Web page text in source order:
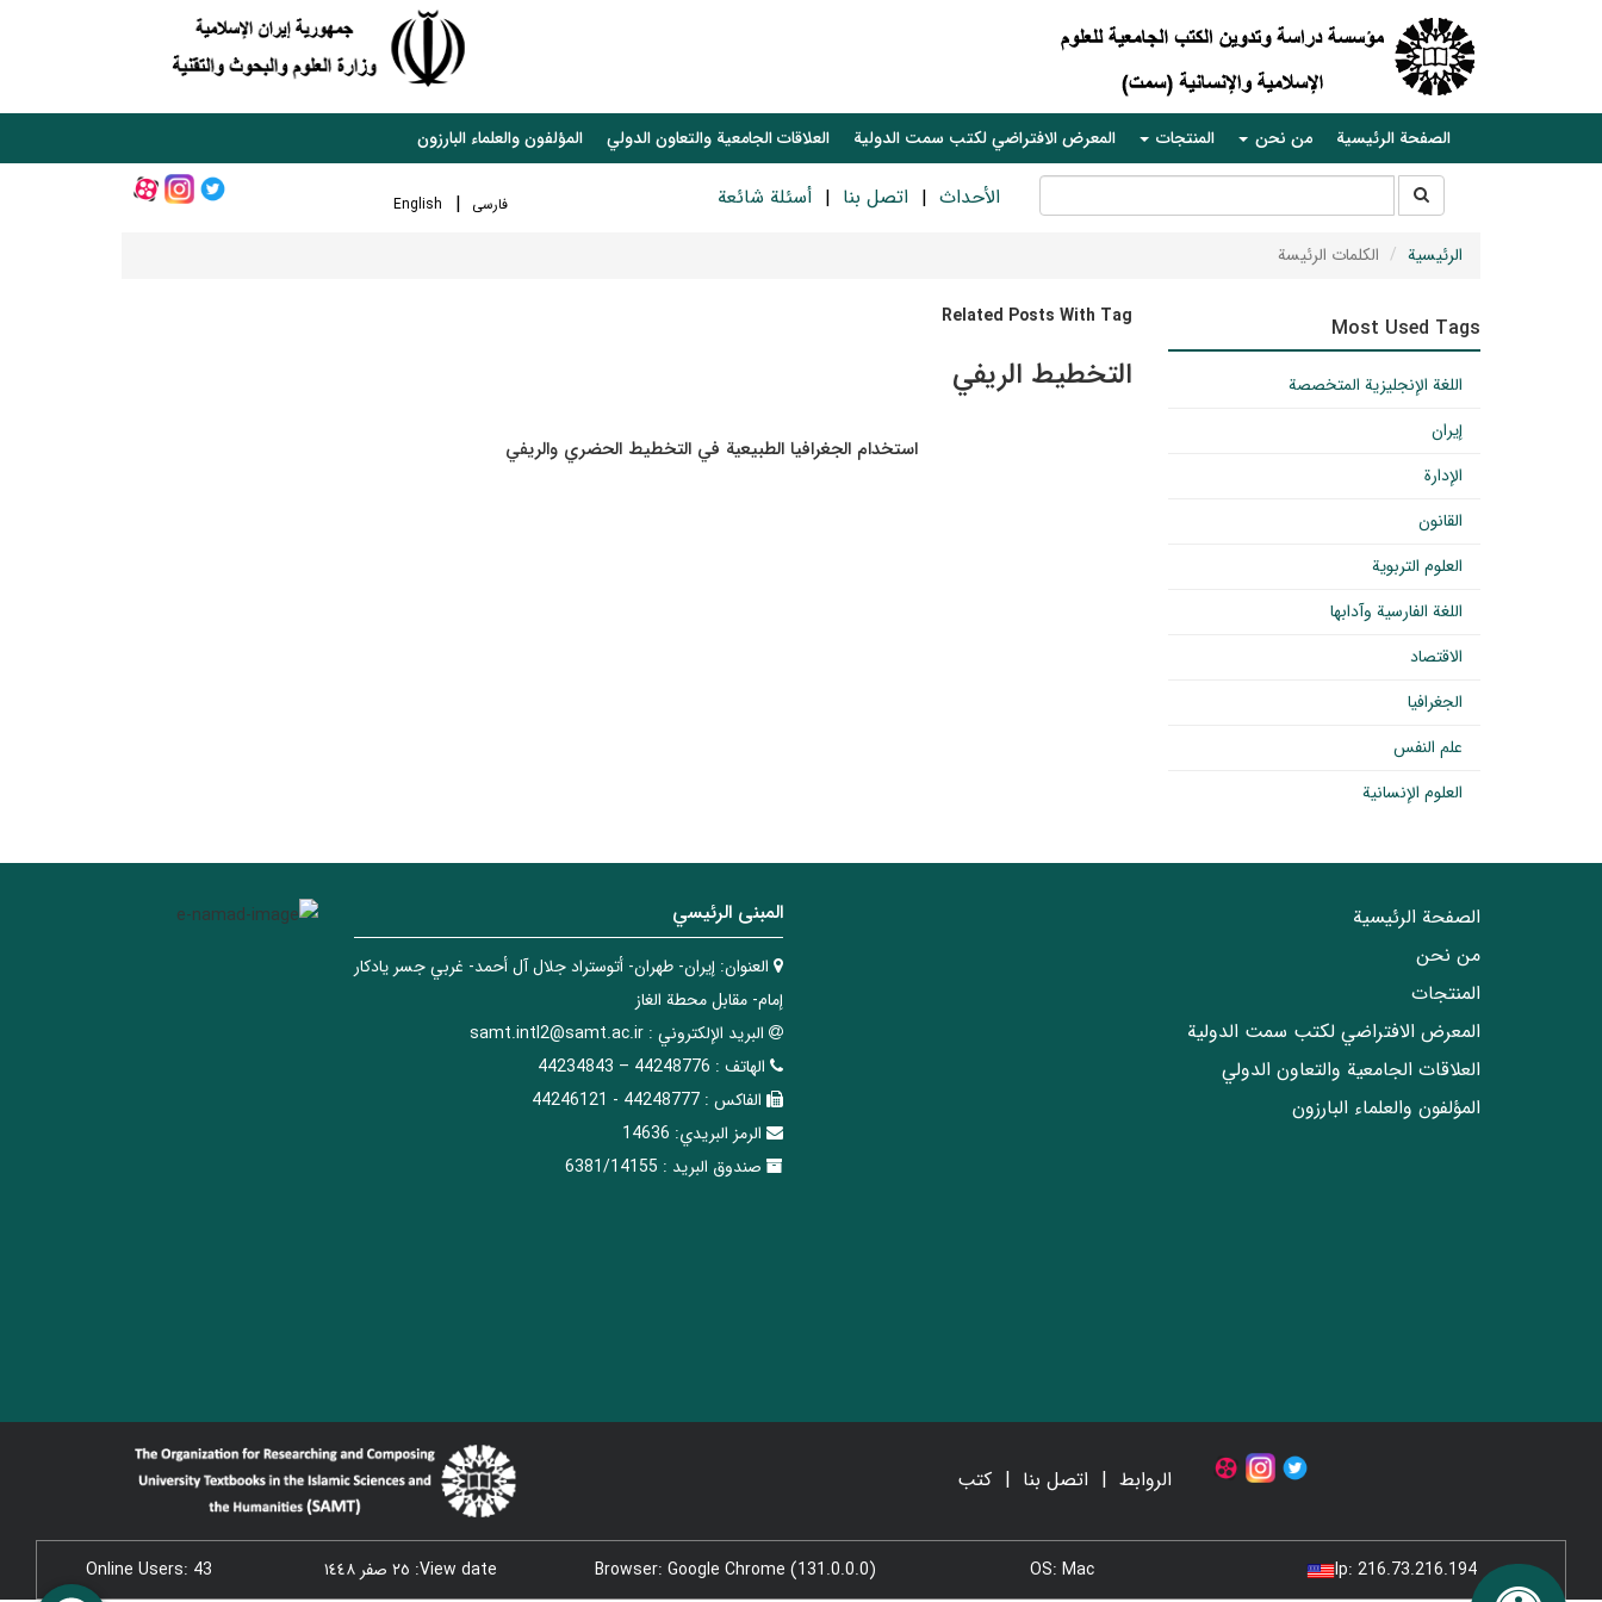
الصفحة الرئيسية من نحن المنتجات المعرض الافتراضي لكتب سمت الدولية العلاقات الجامعیة والتعاون الدولي المؤلفون والعلماء البارزون
فارسی English جستجو
در
سایت
الأحداث اتصل بنا أسئلة شائعة
الرئيسية الکلمات الرئيسة
Related Posts With Tag
التخطيط الريفي
استخدام الجغرافيا الطبيعية في التخطيط الحضري والريفي
Most Used Tags
اللغة الإنجليزية المتخصصة
إيران
الإدارة
القانون
العلوم التربوية
اللغة الفارسية وآدابها
الاقتصاد
الجغرافيا
علم النفس
العلوم الإنسانية
الصفحة الرئيسية
من نحن
المنتجات
المعرض الافتراضي لكتب سمت الدولية
العلاقات الجامعیة والتعاون الدولي
المؤلفون والعلماء البارزون
المبنی الرئيسي
العنوان: إيران- طهران- أتوستراد جلال آل أحمد- غربي جسر يادكار
إمام- مقابل محطة الغاز
البريد الإلکتروني : samt.intl2@samt.ac.ir
الهاتف : 44248776 – 44234843
الفاکس : 44248777 - 44246121
الرمز البريدي: 14636
صندوق البريد : 6381/14155
الروابط اتصل بنا کتب
Ip: 216.73.216.194
OS: Mac
Browser: Google Chrome (131.0.0.0) View date: ٢٥ صفر ١٤٤٨ Online Users: 43